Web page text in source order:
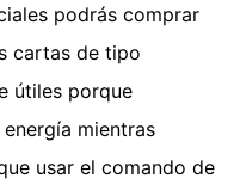
podrás comprar
cartas de tipo
útiles porque
mientras
usar el comando de